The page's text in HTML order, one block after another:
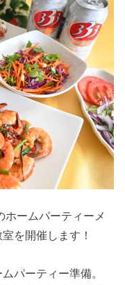
ホームパーティーメ
を開催します！
パーティー準備。